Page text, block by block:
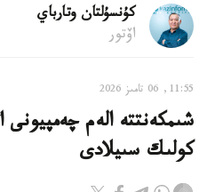
كۇنسۇلتان وتارباي
اۆتور
11:55, 06 تامىز 2026
شىمكەنتتە الەم چەمپيونى
كولىك سىيلادى